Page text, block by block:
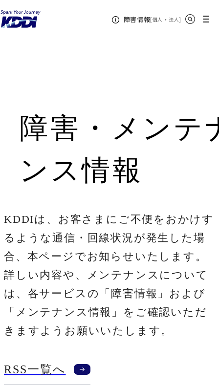
障害情報[個人 ・ 法人新規ウィンドウ
]
メニュー
KDDIホーム
個人のお客さま
障害・メンテ
ンス情報
KDDIは、お客さまにご不便をおかけす
るような通信・回線状況が発生した場
合、本ページでお知らせいたします。
詳しい内容や、メンテナンスについて
は、各サービスの「障害情報」および
「メンテナンス情報」をご確認いただ
きますようお願いいたします。
RSS一覧へ